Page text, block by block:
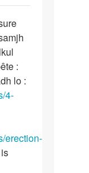
:
lo :
4-
erection-